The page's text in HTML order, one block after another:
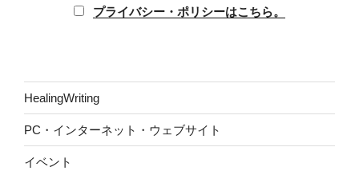
プライバシー・ポリシーはこちら。
HealingWriting
PC・インターネット・ウェブサイト
イベント